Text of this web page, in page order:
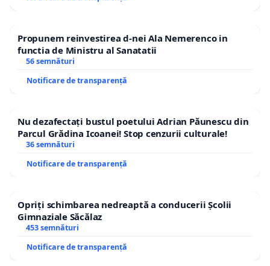
Propunem reinvestirea d-nei Ala Nemerenco in
functia de Ministru al Sanatatii
56 semnături
Notificare de transparență
Nu dezafectați bustul poetului Adrian Păunescu din
Parcul Grădina Icoanei! Stop cenzurii culturale!
36 semnături
Notificare de transparență
Opriți schimbarea nedreaptă a conducerii Școlii
Gimnaziale Săcălaz
453 semnături
Notificare de transparență